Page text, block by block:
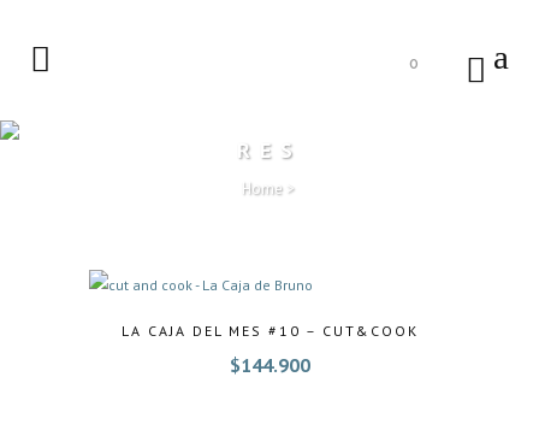
0
RES
Home>
LA CAJA DEL MES #10 – CUT&COOK
$144.900